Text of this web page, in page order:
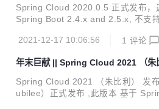
Spring Cloud 2020.0.5 正式发布，
Spring Boot 2.4.x and 2.5.x, 不支
endencyManagement>
pId> <artifactId>spring-cloud-
ac...
2021-12-17 10:06:56 1 评论
年末巨献 || Spring Cloud 2021 （朱
Spring Cloud 2021 （朱比利） 发
ubilee）正式发布 ,此版本 基于